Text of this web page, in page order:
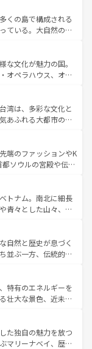
る。 なお、新
参照してほしい。
ング、エンターテイ
だ。一方、アメリカ
ャニオンやイエロー
食が融合した独特の
域で異なる魅力を楽
を感じることができ
い。
くの島で構成される
ている。大自然の神
光地といえばオアフ
イ島やカウアイ島が
海をはじめ、豊かな
えてくれるハワイの
イアンミュージッ
がハワイの魅力を彩
な文化が魅力の国。
オペラハウス、オー
ルル（エアーズロッ
アンズの熱帯雨林な
ェやワイン、オージ
、サーフィンやダイ
好きにはたまらな
分に味わいつくそ
湾は、多彩な文化と
あふれる大都市の台
など、都市の喧騒
る人に新しい発見と
い台湾の食文化も魅
エティ豊かな料理
は コンテンツ一覧を参
端のファッションやK
ソウルの宮殿や伝統
美を楽しむことが
のストリートフード
る。夜には、韓国な
魅力を心ゆくまで味
着の韓国情報はコンテンツ一
トナム。南北に細長
青々とした山々、世
イの古い町並みやホ
も、独特の雰囲気を
豊かさとおいしさで
コーヒーなどは、ぜ
てもあたたかい人々
忘れられない旅にな
自然と歴史が息づく
並ぶ一方、伝統的な
ンマイなどの山岳地
ットやクラビの美し
ができる。タイ料理
節にも異なる楽しみ
々、仏教を中心とし
れる旅人を魅了し続
特有のエネルギーを
壮大な景色、近未来
光スポットが密集し
も魅力。息をのむよ
を存分に楽しみ尽く
た独自の魅力を放つ
マリーナベイ、歴史